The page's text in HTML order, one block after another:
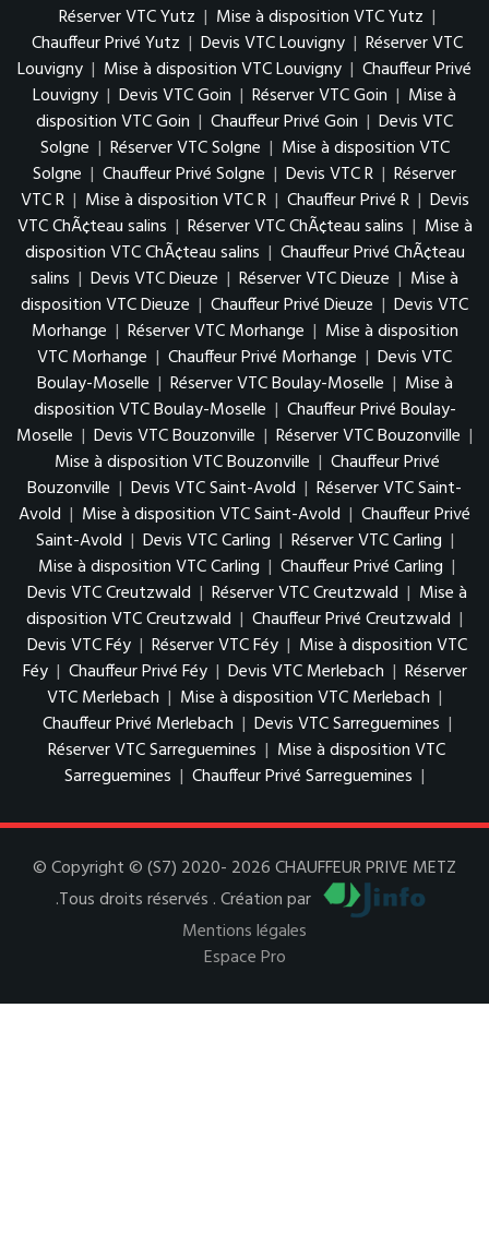
Réserver VTC Yutz | Mise à disposition VTC Yutz |
Chauffeur Privé Yutz | Devis VTC Louvigny | Réserver VTC
Louvigny | Mise à disposition VTC Louvigny | Chauffeur Privé
Louvigny | Devis VTC Goin | Réserver VTC Goin | Mise à
disposition VTC Goin | Chauffeur Privé Goin | Devis VTC
Solgne | Réserver VTC Solgne | Mise à disposition VTC
Solgne | Chauffeur Privé Solgne | Devis VTC R | Réserver
VTC R | Mise à disposition VTC R | Chauffeur Privé R | Devis
VTC ChÃ¢teau salins | Réserver VTC ChÃ¢teau salins | Mise à
disposition VTC ChÃ¢teau salins | Chauffeur Privé ChÃ¢teau
salins | Devis VTC Dieuze | Réserver VTC Dieuze | Mise à
disposition VTC Dieuze | Chauffeur Privé Dieuze | Devis VTC
Morhange | Réserver VTC Morhange | Mise à disposition
VTC Morhange | Chauffeur Privé Morhange | Devis VTC
Boulay-Moselle | Réserver VTC Boulay-Moselle | Mise à
disposition VTC Boulay-Moselle | Chauffeur Privé Boulay-
Moselle | Devis VTC Bouzonville | Réserver VTC Bouzonville |
Mise à disposition VTC Bouzonville | Chauffeur Privé
Bouzonville | Devis VTC Saint-Avold | Réserver VTC Saint-
Avold | Mise à disposition VTC Saint-Avold | Chauffeur Privé
Saint-Avold | Devis VTC Carling | Réserver VTC Carling |
Mise à disposition VTC Carling | Chauffeur Privé Carling |
Devis VTC Creutzwald | Réserver VTC Creutzwald | Mise à
disposition VTC Creutzwald | Chauffeur Privé Creutzwald |
Devis VTC Féy | Réserver VTC Féy | Mise à disposition VTC
Féy | Chauffeur Privé Féy | Devis VTC Merlebach | Réserver
VTC Merlebach | Mise à disposition VTC Merlebach |
Chauffeur Privé Merlebach | Devis VTC Sarreguemines |
Réserver VTC Sarreguemines | Mise à disposition VTC
Sarreguemines | Chauffeur Privé Sarreguemines |
© Copyright © (S7) 2020- 2026 CHAUFFEUR PRIVE METZ
.Tous droits réservés . Création par
Mentions légales
Espace Pro